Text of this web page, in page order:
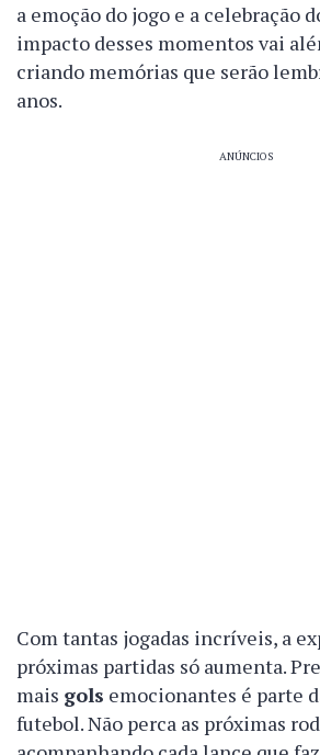
a emoção do jogo e a celebração
impacto desses momentos vai
criando memórias que serão
anos.
ANÚNCIOS
Com tantas jogadas incríveis, a
próximas partidas só aumenta.
mais gols emocionantes é parte
futebol. Não perca as próximas